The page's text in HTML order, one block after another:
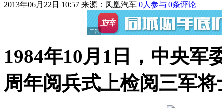
2013年06月22日 10:57 来源：凤凰汽车 0人参与 0条评论
1984年10月1日，中央军
周年阅兵式上检阅三军将